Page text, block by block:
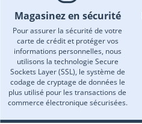
Magasinez en sécurité
Pour assurer la sécurité de votre
carte de crédit et protéger vos
informations personnelles, nous
utilisons la technologie Secure
Sockets Layer (SSL), le système de
codage de cryptage de données le
plus utilisé pour les transactions de
commerce électronique sécurisées.